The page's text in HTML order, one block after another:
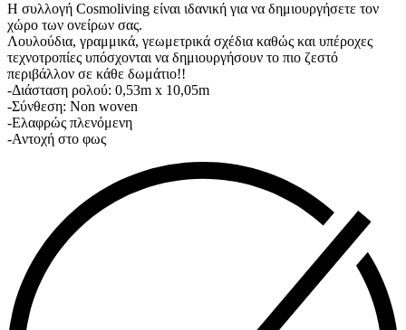
Η συλλογή Cosmoliving είναι ιδανική για να δημιουργήσετε τον
χώρο των ονείρων σας.
Λουλούδια, γραμμικά, γεωμετρικά σχέδια καθώς και υπέροχες
τεχνοτροπίες υπόσχονται να δημιουργήσουν το πιο ζεστό
περιβάλλον σε κάθε δωμάτιο!!
-Διάσταση ρολού: 0,53m x 10,05m
-Σύνθεση: Non woven
-Ελαφρώς πλενόμενη
-Αντοχή στο φως